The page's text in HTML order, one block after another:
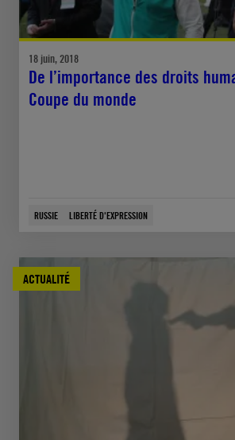
18 juin, 2018
De l’importance des droits
Coupe du monde
RUSSIE LIBERTÉ D'EXPRESSION
ACTUALITÉ